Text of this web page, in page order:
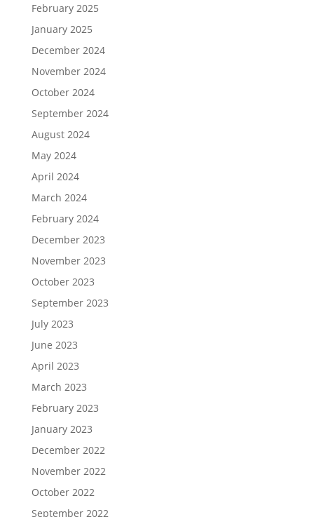
February 2025
January 2025
December 2024
November 2024
October 2024
September 2024
August 2024
May 2024
April 2024
March 2024
February 2024
December 2023
November 2023
October 2023
September 2023
July 2023
June 2023
April 2023
March 2023
February 2023
January 2023
December 2022
November 2022
October 2022
September 2022